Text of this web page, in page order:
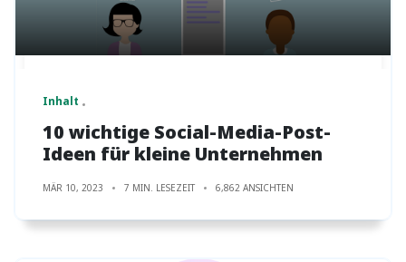
Inhalt
10 wichtige Social-Media-Post-
Ideen für kleine Unternehmen
MÄR 10, 2023 7 MIN. LESEZEIT 6,862 ANSICHTEN